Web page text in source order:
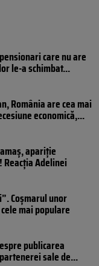
care nu are
le-a schimbat...
România are cea mai
economică,...
apariție
Adelinei
Coșmarul unor
mai populare
publicarea
sale de...